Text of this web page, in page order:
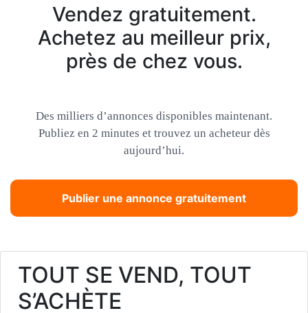
Vendez gratuitement.
Achetez au meilleur prix,
près de chez vous.
Des milliers d’annonces disponibles maintenant.
Publiez en 2 minutes et trouvez un acheteur dès
aujourd’hui.
Publier une annonce gratuitement
TOUT SE VEND, TOUT
S’ACHÈTE